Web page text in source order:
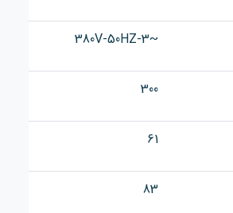
~380V-50HZ-3
300
61
83